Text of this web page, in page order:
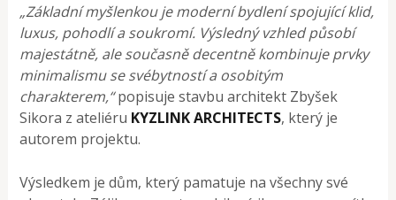
„Základní myšlenkou je moderní bydlení spojující klid,
luxus, pohodlí a soukromí. Výsledný vzhled působí
majestátně, ale současně decentně kombinuje prvky
minimalismu se svébytností a osobitým
charakterem,“popisuje stavbu architekt Zbyšek
Sikora z ateliéru KYZLINK ARCHITECTS, který je
autorem projektu.
Výsledkem je dům, který pamatuje na všechny své